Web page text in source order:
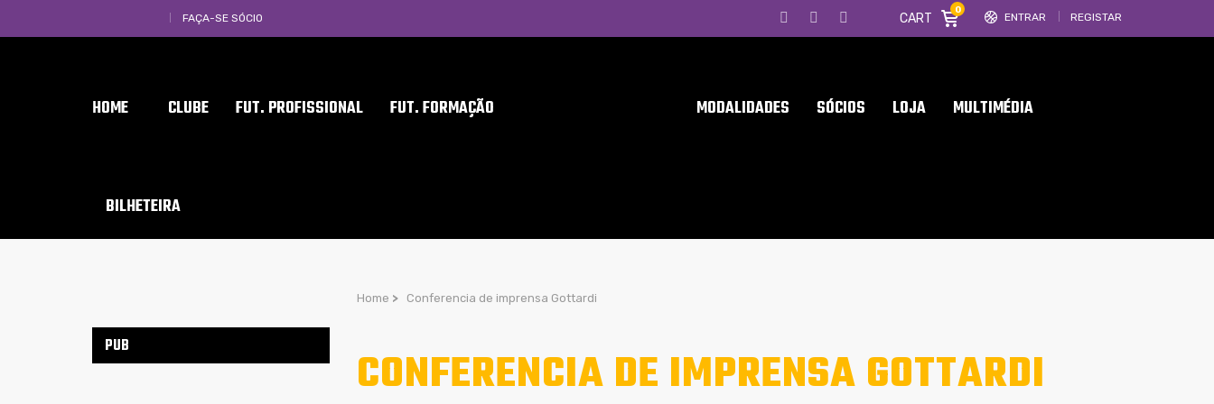
FAÇA-SE SÓCIO ENTRAR REGISTAR
CART
0
HOME CLUBE FUT. PROFISSIONAL FUT. FORMAÇÃO MODALIDADES SÓCIOS LOJA MULTIMÉDIA
BILHETEIRA
Home > Conferencia de imprensa Gottardi
CONFERENCIA DE IMPRENSA GOTTARDI
PUB